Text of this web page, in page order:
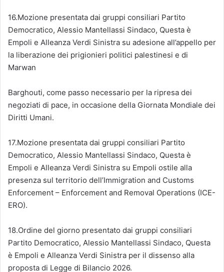
16.Mozione presentata dai gruppi consiliari Partito
Democratico, Alessio Mantellassi Sindaco, Questa è
Empoli e Alleanza Verdi Sinistra su adesione all’appello per
la liberazione dei prigionieri politici palestinesi e di
Marwan
Barghouti, come passo necessario per la ripresa dei
negoziati di pace, in occasione della Giornata Mondiale dei
Diritti Umani.
17.Mozione presentata dai gruppi consiliari Partito
Democratico, Alessio Mantellassi Sindaco, Questa è
Empoli e Alleanza Verdi Sinistra su Empoli ostile alla
presenza sul territorio dell’Immigration and Customs
Enforcement – Enforcement and Removal Operations (ICE-
ERO).
18.Ordine del giorno presentato dai gruppi consiliari
Partito Democratico, Alessio Mantellassi Sindaco, Questa
è Empoli e Alleanza Verdi Sinistra per il dissenso alla
proposta di Legge di Bilancio 2026.